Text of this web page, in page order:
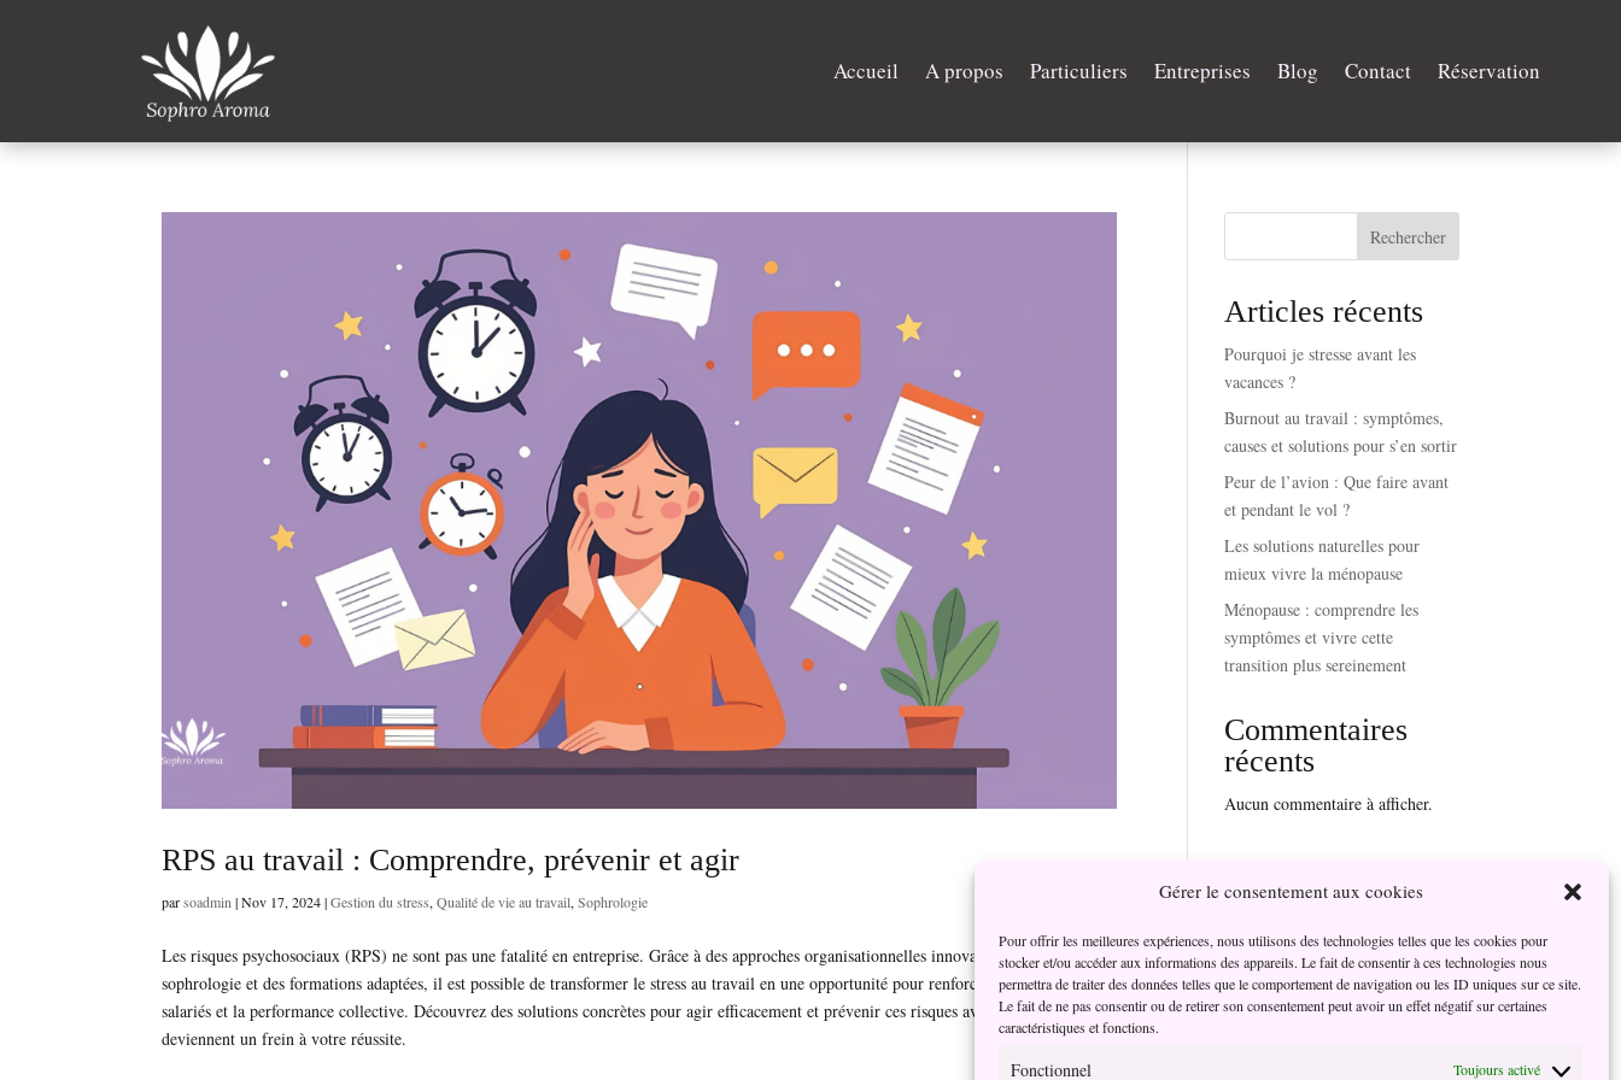
Gérer le consentement aux cookies
Pour offrir les meilleures expériences, nous utilisons des technologies telles que les cookies pour
stocker et/ou accéder aux informations des appareils. Le fait de consentir à ces technologies nous
permettra de traiter des données telles que le comportement de navigation ou les ID uniques sur ce site.
Le fait de ne pas consentir ou de retirer son consentement peut avoir un effet négatif sur certaines
caractéristiques et fonctions.
Fonctionnel Toujours activé
Accueil A propos Particuliers Entreprises Blog Contact Réservation
RPS au travail : Comprendre, prévenir et agir
parsoadmin |Nov 17, 2024|Gestion du stress,Qualité de vie au travail,Sophrologie
Les risques psychosociaux (RPS) ne sont pas une fatalité en entreprise. Grâce à des approches organisationnelles innovantes, des ateliers de
sophrologie et des formations adaptées, il est possible de transformer le stress au travail en une opportunité pour renforcer le bien-être des
salariés et la performance collective. Découvrez des solutions concrètes pour agir efficacement et prévenir ces risques avant qu’ils ne
deviennent un frein à votre réussite.
Rechercher
Articles récents
Pourquoi je stresse avant les
vacances ?
Burnout au travail : symptômes,
causes et solutions pour s’en sortir
Peur de l’avion : Que faire avant
et pendant le vol ?
Les solutions naturelles pour
mieux vivre la ménopause
Ménopause : comprendre les
symptômes et vivre cette
transition plus sereinement
Commentaires
récents
Aucun commentaire à afficher.